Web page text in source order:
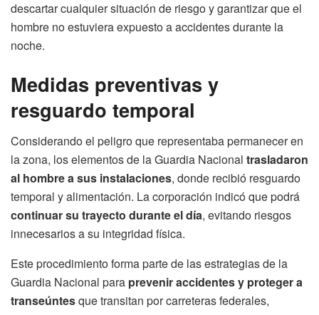
descartar cualquier situación de riesgo y garantizar que el
hombre no estuviera expuesto a accidentes durante la
noche.
Medidas preventivas y
resguardo temporal
Considerando el peligro que representaba permanecer en
la zona, los elementos de la Guardia Nacional trasladaron
al hombre a sus instalaciones, donde recibió resguardo
temporal y alimentación. La corporación indicó que podrá
continuar su trayecto durante el día, evitando riesgos
innecesarios a su integridad física.
Este procedimiento forma parte de las estrategias de la
Guardia Nacional para prevenir accidentes y proteger a
transeúntesque transitan por carreteras federales,